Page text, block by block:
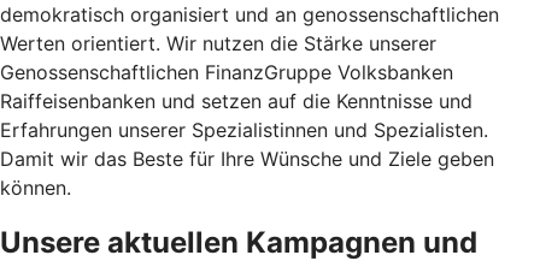
demokratisch organisiert und an genossenschaftlichen
Werten orientiert. Wir nutzen die Stärke unserer
Genossenschaftlichen FinanzGruppe Volksbanken
Raiffeisenbanken und setzen auf die Kenntnisse und
Erfahrungen unserer Spezialistinnen und Spezialisten.
Damit wir das Beste für Ihre Wünsche und Ziele geben
können.
Unsere aktuellen Kampagnen und